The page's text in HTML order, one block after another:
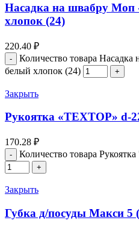
Насадка на швабру
хлопок (24)
220.40 ₽
Количество товара
белый хлопок (24)
Закрыть
Рукоятка «ТЕХТОР» d-
170.28 ₽
Количество товара
Закрыть
Губка д/посуды Макси 5